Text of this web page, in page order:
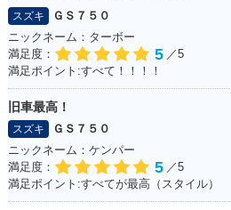
スズキ
ＧＳ７５０
ニックネーム：ターボー
満足度：
5 ／5
満足ポイント:すべて！！！！
旧車最高！
スズキ
ＧＳ７５０
ニックネーム：ケンパー
満足度：
5 ／5
満足ポイント:すべてが最高（スタイル）